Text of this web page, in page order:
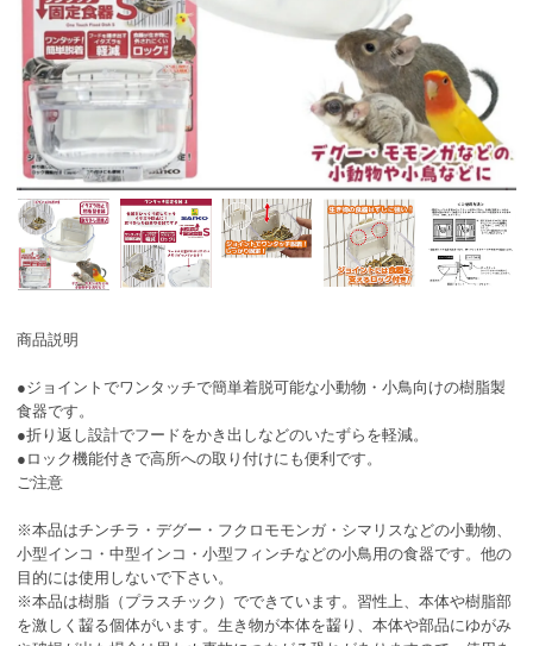
商品説明
●ジョイントでワンタッチで簡単着脱可能な小動物・小鳥向けの樹脂製
食器です。
●折り返し設計でフードをかき出しなどのいたずらを軽減。
●ロック機能付きで高所への取り付けにも便利です。
ご注意
※本品はチンチラ・デグー・フクロモモンガ・シマリスなどの小動物、
小型インコ・中型インコ・小型フィンチなどの小鳥用の食器です。他の
目的には使用しないで下さい。
※本品は樹脂（プラスチック）でできています。習性上、本体や樹脂部
を激しく齧る個体がいます。生き物が本体を齧り、本体や部品にゆがみ